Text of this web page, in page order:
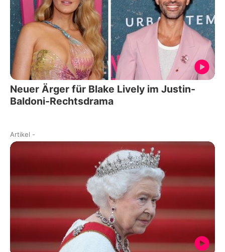
Neuer Ärger für Blake Lively im Justin-
Baldoni-Rechtsdrama
Artikel -